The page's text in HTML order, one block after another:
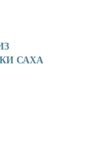
САХА